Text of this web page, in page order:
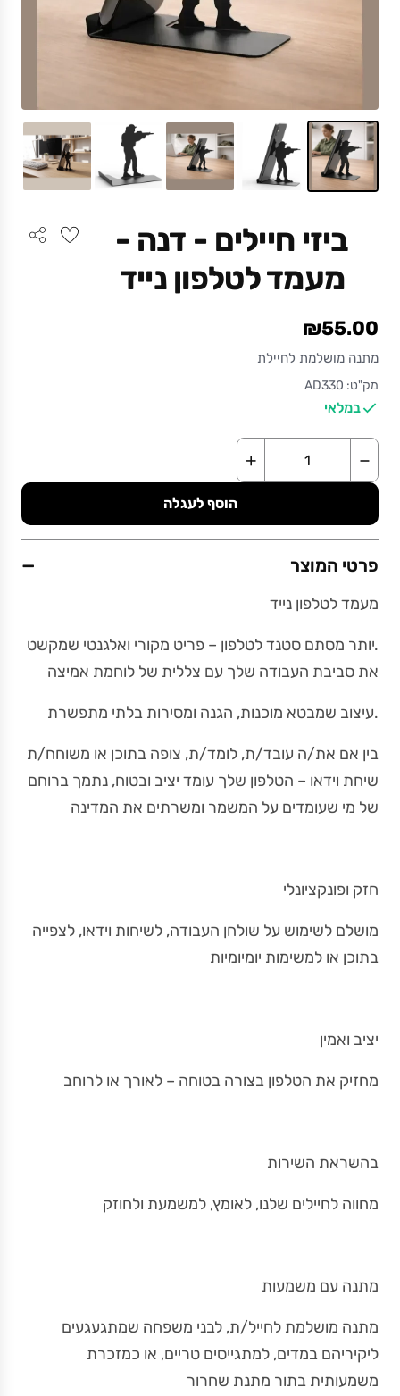
ביזי חיילים - דנה -
מעמד לטלפון נייד
₪55.00
מתנה מושלמת לחיילת
מק"ט: AD330
במלאי
−
+
הוסף לעגלה
פרטי המוצר −
מעמד לטלפון נייד
.יותר מסתם סטנד לטלפון – פריט מקורי ואלגנטי שמקשט
את סביבת העבודה שלך עם צללית של לוחמת אמיצה
.עיצוב שמבטא מוכנות, הגנה ומסירות בלתי מתפשרת
בין אם את/ה עובד/ת, לומד/ת, צופה בתוכן או משוחח/ת
שיחת וידאו – הטלפון שלך עומד יציב ובטוח, נתמך ברוחם
של מי שעומדים על המשמר ומשרתים את המדינה
חזק ופונקציונלי
מושלם לשימוש על שולחן העבודה, לשיחות וידאו, לצפייה
בתוכן או למשימות יומיומיות
יציב ואמין
מחזיק את הטלפון בצורה בטוחה – לאורך או לרוחב
בהשראת השירות
מחווה לחיילים שלנו, לאומץ, למשמעת ולחוזק
מתנה עם משמעות
מתנה מושלמת לחייל/ת, לבני משפחה שמתגעגעים
ליקיריהם במדים, למתגייסים טריים, או כמזכרת
משמעותית בתור מתנת שחרור